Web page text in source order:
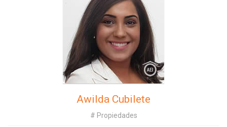
Awilda Cubilete
# Propiedades